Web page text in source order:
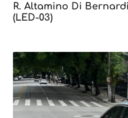
R. Altamino Di
(LED-03)